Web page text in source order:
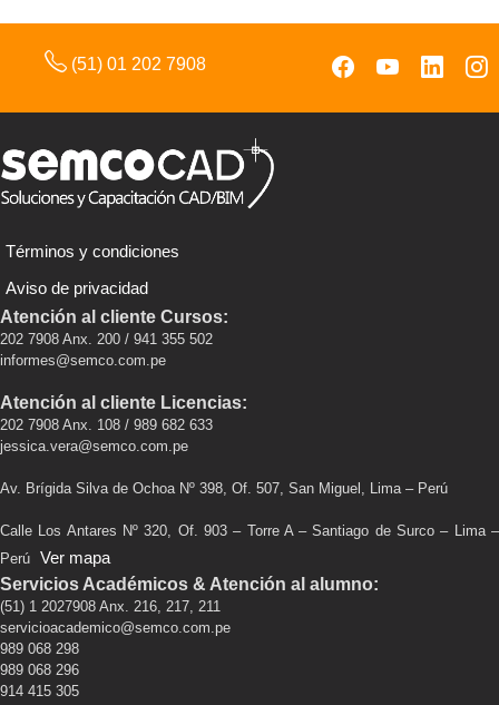
(51) 01 202 7908
Términos y condiciones
Aviso de privacidad
Atención al cliente Cursos:
202 7908 Anx. 200 / 941 355 502
informes@semco.com.pe
Atención al cliente Licencias:
202 7908 Anx. 108 / 989 682 633
jessica.vera@semco.com.pe
Av. Brígida Silva de Ochoa Nº 398, Of. 507, San Miguel, Lima – Perú
Calle Los Antares Nº 320, Of. 903 – Torre A – Santiago de Surco – Lima –
Perú Ver mapa
Servicios Académicos & Atención al alumno:
(51) 1 2027908 Anx. 216, 217, 211
servicioacademico@semco.com.pe
989 068 298
989 068 296
914 415 305